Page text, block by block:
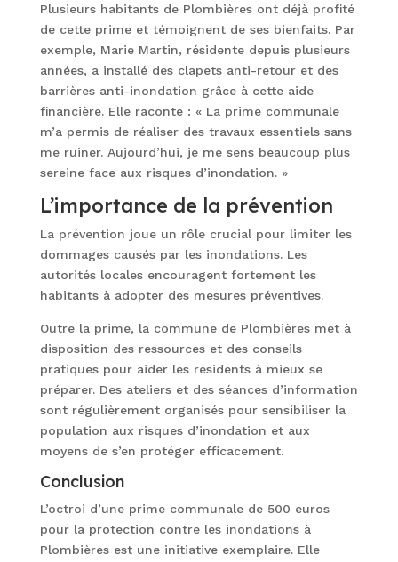
Plusieurs habitants de Plombières ont déjà profité
de cette prime et témoignent de ses bienfaits. Par
exemple, Marie Martin, résidente depuis plusieurs
années, a installé des clapets anti-retour et des
barrières anti-inondation grâce à cette aide
financière. Elle raconte : « La prime communale
m’a permis de réaliser des travaux essentiels sans
me ruiner. Aujourd’hui, je me sens beaucoup plus
sereine face aux risques d’inondation. »
L’importance de la prévention
La prévention joue un rôle crucial pour limiter les
dommages causés par les inondations. Les
autorités locales encouragent fortement les
habitants à adopter des mesures préventives.
Outre la prime, la commune de Plombières met à
disposition des ressources et des conseils
pratiques pour aider les résidents à mieux se
préparer. Des ateliers et des séances d’information
sont régulièrement organisés pour sensibiliser la
population aux risques d’inondation et aux
moyens de s’en protéger efficacement.
Conclusion
L’octroi d’une prime communale de 500 euros
pour la protection contre les inondations à
Plombières est une initiative exemplaire. Elle